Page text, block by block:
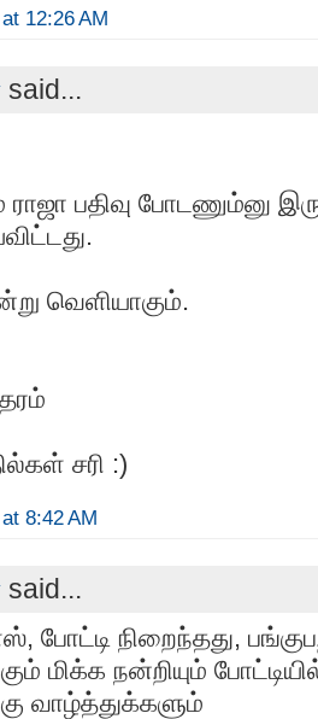
12:26 AM
said...
பதிவு போடணும்னு
வெளியாகும்.
சரி :)
8:42 AM
said...
போட்டி நிறைந்தது,
மிக்க நன்றியும்
வாழ்த்துக்களும்